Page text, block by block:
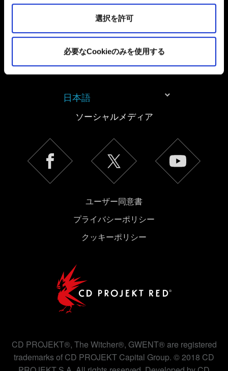
これらのオプションが有効になることはありません。
細は、下記の「設定」メニューでご確認ください。
選択を許可
必要なCookieのみを使用する
日本語
ソーシャルメディア
ユーザー同意書
プライバシーポリシー
クッキーポリシー
CD PROJEKT®, The Witcher®, GWENT® are registered
trademarks of CD PROJEKT Capital Group. © 2018 CD